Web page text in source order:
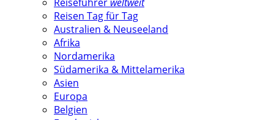
Reisen Tag für Tag
Australien & Neuseeland
Afrika
Nordamerika
Südamerika & Mittelamerika
Asien
Europa
Belgien